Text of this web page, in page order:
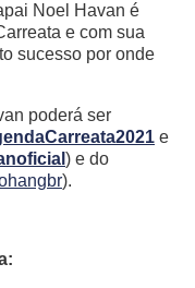
Noel Havan é
e com sua
sucesso por onde
poderá ser
e
) e do
).